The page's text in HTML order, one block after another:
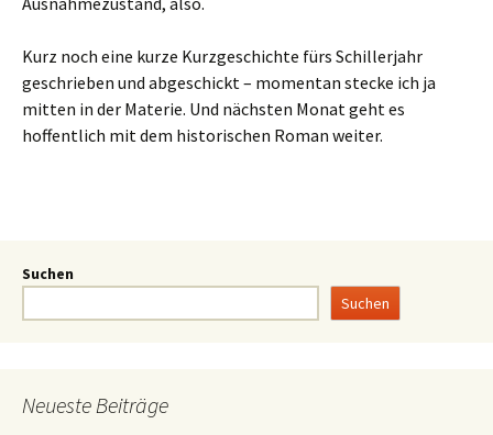
Kurz noch eine kurze Kurzgeschichte fürs Schillerjahr
geschrieben und abgeschickt – momentan stecke ich ja
mitten in der Materie. Und nächsten Monat geht es
hoffentlich mit dem historischen Roman weiter.
Suchen
Suchen
Neueste Beiträge